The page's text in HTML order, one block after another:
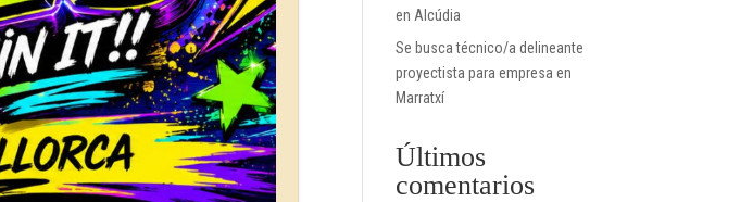
en Alcúdia
Se busca técnico/a delineante
proyectista para empresa en
Marratxí
Últimos
comentarios